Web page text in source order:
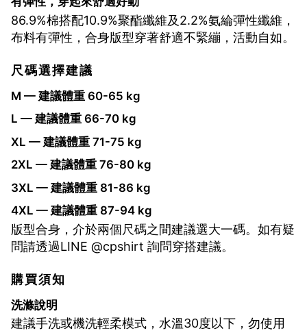
86.9%棉搭配10.9%聚酯纖維及2.2%氨綸彈性纖維，
布料有彈性，合身版型穿著舒適不緊繃，活動自如。
尺碼選擇建議
M — 建議體重 60-65 kg
L — 建議體重 66-70 kg
XL — 建議體重 71-75 kg
2XL — 建議體重 76-80 kg
3XL — 建議體重 81-86 kg
4XL — 建議體重 87-94 kg
版型合身，介於兩個尺碼之間建議選大一碼。如有疑
問請透過LINE @cpshirt 詢問穿搭建議。
購買須知
洗滌說明
建議手洗或機洗輕柔模式，水溫30度以下，勿使用